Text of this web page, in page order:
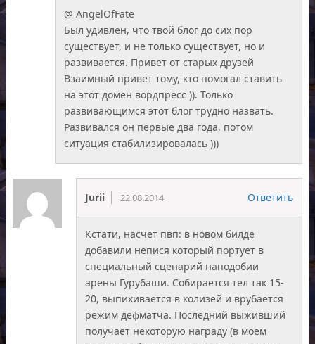
@ AngelOfFate
Был удивлен, что твой блог до сих пор
существует, и не только существует, но и
развивается. Привет от старых друзей
Взаимный привет тому, кто помогал ставить
на этот домен вордпресс )). Только
развивающимся этот блог трудно назвать.
Развивался он первые два года, потом
ситуация стабилизировалась )))
Jurii 22.08.2014 Ответить
Кстати, насчет пвп: в новом билде
добавили непися который портует в
специальный сценарий наподобии
арены Гурубаши. Собирается тел так 15-
20, выпихивается в колизей и врубается
режим дефматча. Последний выживший
получает некоторую награду (в моем